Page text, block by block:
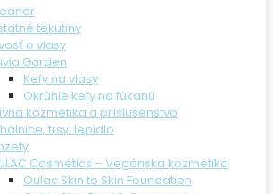
tekutiny
o vlasy
Garden
Kefy na vlasy
Okrúhle kefy na fúkanú
kozmetika a príslušenstvo
trsy, lepidlo
Cosmetics – Vegánska kozmetika
Oulac Skin to Skin Foundation